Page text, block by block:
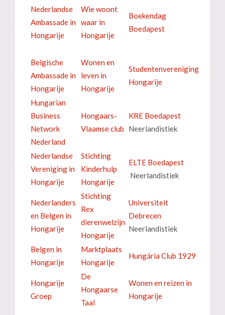
Nederlandse
Ambassade in
Hongarije
Wie woont
waar in
Hongarije
Boekendag
Boedapest
Belgische
Ambassade in
Hongarije
Wonen en
leven in
Hongarije
Studentenvereniging
Hongarije
Hungarian
Business
Network
Nederland
Hongaars-
Vlaamse club
KRE Boedapest
Neerlandistiek
Nederlandse
Vereniging in
Hongarije
Stichting
Kinderhulp
Hongarije
ELTE Boedapest
Neerlandistiek
Nederlanders
en Belgen in
Hongarije
Stichting
Rex
dierenwelzijn
Hongarije
Universiteit
Debrecen
Neerlandistiek
Belgen in
Hongarije
Marktplaats
Hongarije
Hungária Club 1929
Hongarije
Groep
De
Hongaarse
Taal
Wonen en reizen in
Hongarije